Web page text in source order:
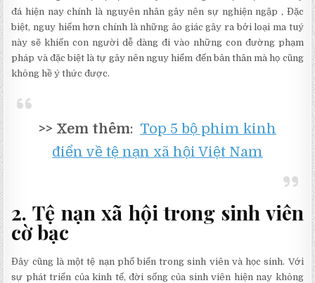
đá hiện nay chính là nguyên nhân gây nên sự nghiện ngập , Đặc
biệt, nguy hiểm hơn chính là những ảo giác gây ra bởi loại ma tuý
này sẽ khiến con người dễ dàng đi vào những con đường phạm
pháp và đặc biệt là tự gây nên nguy hiểm đến bản thân mà họ cũng
không hề ý thức được.
>> Xem thêm: Top 5 bộ phim kinh
điển về tệ nạn xã hội Việt Nam
2. Tệ nạn xã hội trong sinh viên
cờ bạc
Đây cũng là một tệ nạn phổ biến trong sinh viên và học sinh. Với
sự phát triển của kinh tế, đời sống của sinh viên hiện nay không